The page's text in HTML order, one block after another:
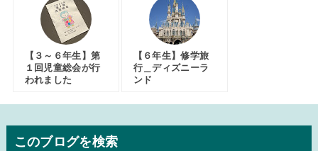
【３～６年生】第
１回児童総会が行
われました
【６年生】修学旅
行＿ディズニーラ
ンド
このブログを検索